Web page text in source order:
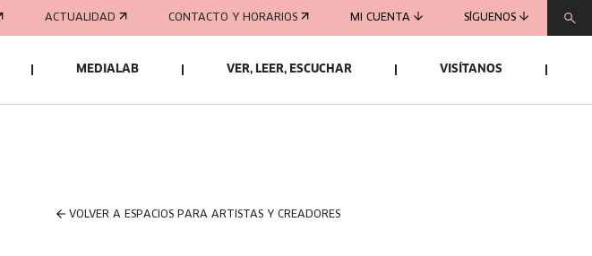
ACTUALIDAD CONTACTO Y HORARIOS MI CUENTA SÍGUENOS
MEDIALAB VER, LEER, ESCUCHAR VISÍTANOS
VOLVER A ESPACIOS PARA ARTISTAS Y CREADORES